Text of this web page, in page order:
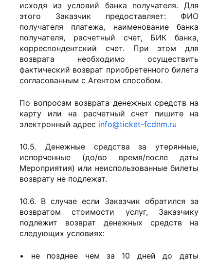
исходя из условий банка получателя. Для
этого Заказчик предоставляет: ФИО
получателя платежа, наименование банка
получателя, расчетный счет, БИК банка,
корреспондентский счет. При этом для
возврата необходимо осуществить
фактический возврат приобретенного билета
согласованным с Агентом способом.
По вопросам возврата денежных средств на
карту или на расчетный счет пишите на
электронный адрес info@ticket-fcdnm.ru
10.5. Денежные средства за утерянные,
испорченные (до/во время/после даты
Мероприятия) или неиспользованные билеты
возврату не подлежат.
10.6. В случае если Заказчик обратился за
возвратом стоимости услуг, Заказчику
подлежит возврат денежных средств на
следующих условиях:
• не позднее чем за 10 дней до даты